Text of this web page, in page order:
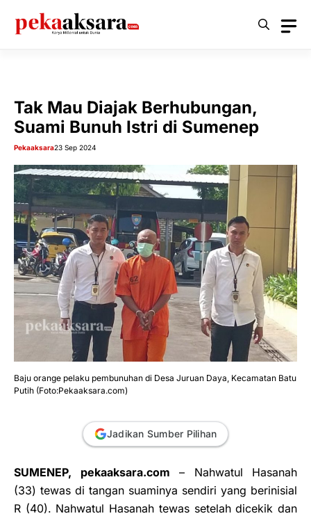
Tak Mau Diajak Berhubungan,
Suami Bunuh Istri di Sumenep
Pekaaksara23 Sep 2024
Baju orange pelaku pembunuhan di Desa Juruan Daya, Kecamatan Batu
Putih (Foto:Pekaaksara.com)
Jadikan Sumber Pilihan
SUMENEP, pekaaksara.com – Nahwatul Hasanah
(33) tewas di tangan suaminya sendiri yang berinisial
R (40). Nahwatul Hasanah tewas setelah dicekik dan